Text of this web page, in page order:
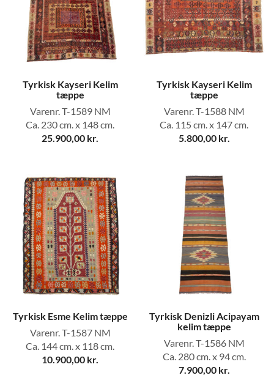
Tyrkisk Kayseri Kelim
tæppe
Varenr. T-1589 NM
Ca. 230 cm. x 148 cm.
25.900,00 kr.
Tyrkisk Kayseri Kelim
tæppe
Varenr. T-1588 NM
Ca. 115 cm. x 147 cm.
5.800,00 kr.
Tyrkisk Esme Kelim tæppe
Varenr. T-1587 NM
Ca. 144 cm. x 118 cm.
10.900,00 kr.
Tyrkisk Denizli Acipayam
kelim tæppe
Varenr. T-1586 NM
Ca. 280 cm. x 94 cm.
7.900,00 kr.